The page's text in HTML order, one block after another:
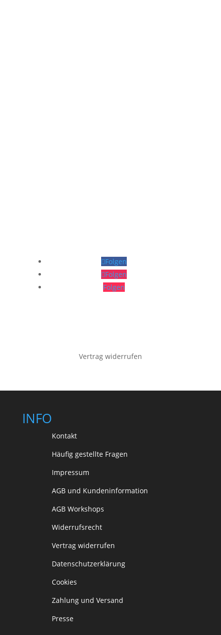
Folgen
Folgen
Folgen
Vertrag widerrufen
INFO
Kontakt
Häufig gestellte Fragen
Impressum
AGB und Kundeninformation
AGB Workshops
Widerrufsrecht
Vertrag widerrufen
Datenschutzerklärung
Cookies
Zahlung und Versand
Presse